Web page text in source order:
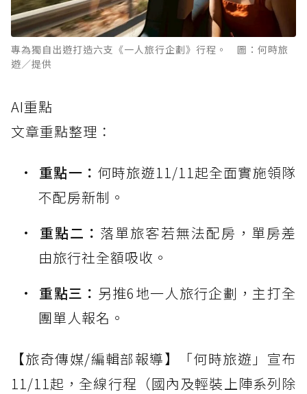
專為獨自出遊打造六支《一人旅行企劃》行程。 圖：何時旅
遊／提供
AI重點
文章重點整理：
重點一： 何時旅遊11/11起全面實施領隊
不配房新制。
重點二： 落單旅客若無法配房，單房差
由旅行社全額吸收。
重點三： 另推6地一人旅行企劃，主打全
團單人報名。
【旅奇傳媒/編輯部報導】「何時旅遊」宣布
11/11起，全線行程（國內及輕裝上陣系列除